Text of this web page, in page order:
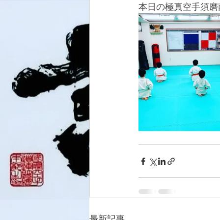
本日の極真空手須